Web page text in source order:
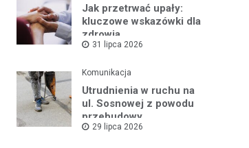
Jak przetrwać upały:
kluczowe wskazówki dla
zdrowia
31 lipca 2026
Komunikacja
Utrudnienia w ruchu na
ul. Sosnowej z powodu
przebudowy
29 lipca 2026